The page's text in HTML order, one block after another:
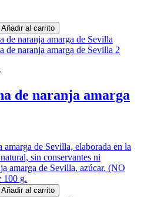
Añadir al carrito
de naranja amarga
amarga de Sevilla, elaborada en la
sin conservantes ni
amarga de Sevilla, azúcar. (NO
100 g.
Añadir al carrito